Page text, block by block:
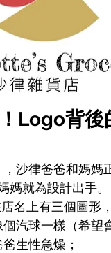
Logo背後
沙律爸爸和媽媽
媽就為設計出手。
名上有三個圖形
汽球一樣（希
爸生性急燥；